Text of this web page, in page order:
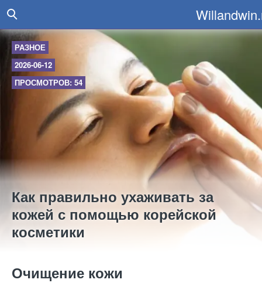
РАЗНОЕ
2026-06-12
ПРОСМОТРОВ: 54
Как правильно ухаживать за
кожей с помощью корейской
косметики
Очищение кожи